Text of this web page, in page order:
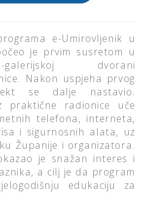
e-Umirovljenik u
je prvim susretom u
galerijskoj dvorani
Nakon uspjeha prvog
se dalje nastavio.
praktične radionice uče
telefona, interneta,
i sigurnosnih alata, uz
Županije i organizatora.
je snažan interes i
a cilj je da program
edukaciju za